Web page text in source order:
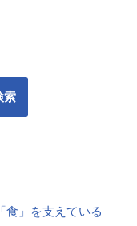
索
食」を支えている